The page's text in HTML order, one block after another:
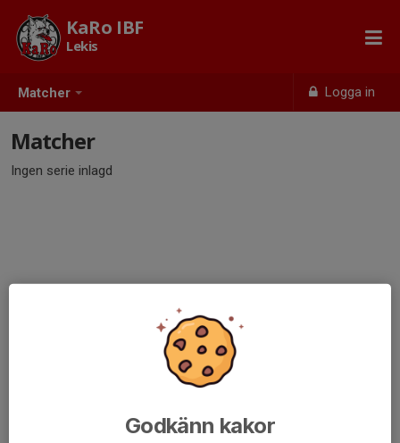
Matcher Logga in
KaRo IBF
Lekis
Matcher
Ingen serie inlagd
Godkänn kakor